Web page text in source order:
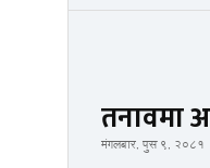
तनावमा
मंगलबार, पुस ९, २०८१